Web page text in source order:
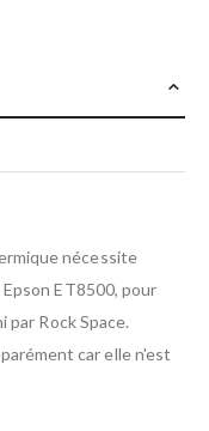
nécessite
ET8500, pour
Rock Space.
car elle n'est